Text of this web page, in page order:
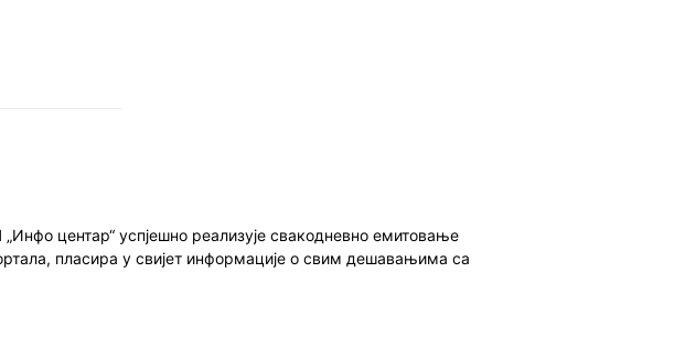
центар“ успјешно реализује свакодневно емитовање
пласира у свијет информације о свим дешавањима са